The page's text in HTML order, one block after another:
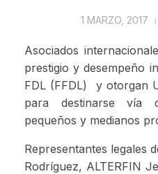
1 MARZO, 2017
Asociados
prestigio y desempeño
FDL (FFDL) y otorgan
para destinarse vía
pequeños y medianos
Representantes legales
Rodríguez, ALTERFIN